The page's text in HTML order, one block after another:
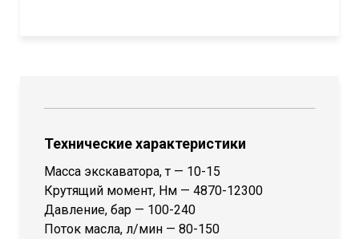
Технические характеристики
Масса экскаватора, т — 10-15
Крутящий момент, Нм — 4870-12300
Давление, бар — 100-240
Поток масла, л/мин — 80-150